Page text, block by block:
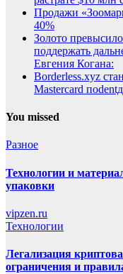
Продажи
40%
Золото
поддержать
Евгения Когана:
Borderless.xyz
Mastercard
You missed
Разное
Технологии и
упаковки
vipzen.ru
Технологии
Легализация
ограничения и